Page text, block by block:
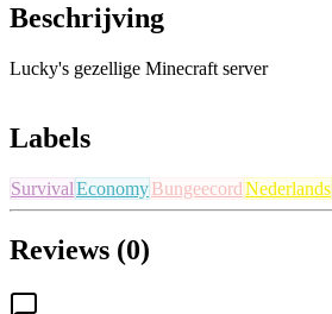
Beschrijving
Lucky's gezellige Minecraft server
Labels
SurvivalEconomyBungeecordNederlands
Reviews (0)